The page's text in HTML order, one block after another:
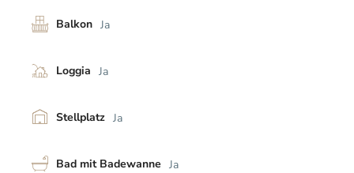
Balkon Ja
Loggia Ja
Stellplatz Ja
Bad mit Badewanne Ja